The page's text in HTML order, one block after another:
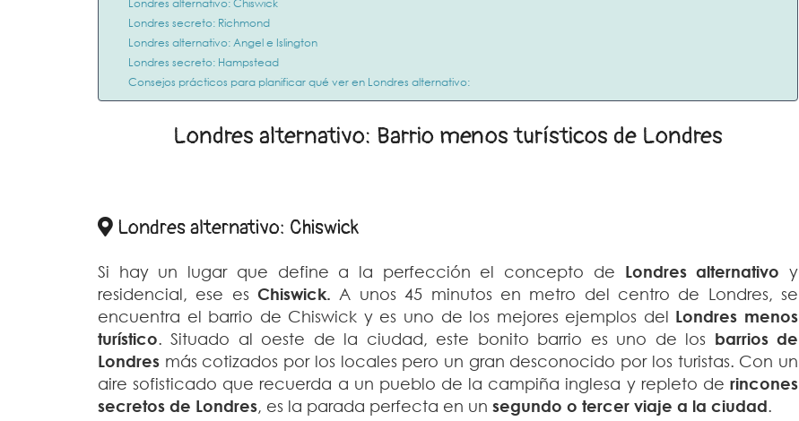
Londres alternativo: Chiswick
Londres secreto: Richmond
Londres alternativo: Angel e Islington
Londres secreto: Hampstead
Consejos prácticos para planificar qué ver en Londres alternativo:
Londres alternativo: Barrio menos turísticos de Londres
Londres alternativo: Chiswick
Si hay un lugar que define a la perfección el concepto de Londres alternativo y
residencial, ese esChiswick. A unos 45 minutos en metro del centro de Londres, se
encuentra el barrio de Chiswick y es uno de los mejores ejemplos del Londres menos
turístico. Situado al oeste de la ciudad, este bonito barrio es uno de los barrios de
Londres más cotizados por los locales pero un gran desconocido por los turistas. Con un
aire sofisticado que recuerda a un pueblo de la campiña inglesa y repleto de rincones
secretos de Londres, es la parada perfecta en un segundo o tercer viaje a la ciudad.